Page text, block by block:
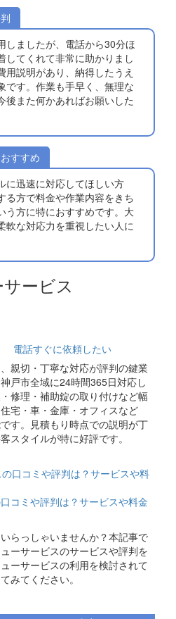
しましたが、電話から30分ほ
してくれて非常に助かりまし
用説明があり、納得したうえ
です。作業も手早く、無理な
後また何かあればお願いした
すすめ
に迅速に対応してほしい方
る方で料金や作業内容をきち
う方に特におすすめです。大
軟な対応力を重視したい人に
ービス
電話すぐに依頼したい
親切・丁寧な対応が評判の鍵業
戸市全域に24時間365日対応し
修理・補助錠の取り付けなど幅
宅・車・金庫・オフィスなど
す。見積もり時点での説明が丁
スタイルが特に好評です。
コミや評判は？サービスや料金
らっしゃいませんか？本記事で
ーサービスのサービスや評判を
ーサービスの利用を検討されて
みてください。